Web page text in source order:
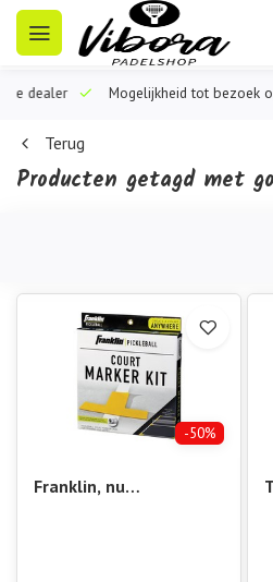
dealer Mogelijkheid tot bezoek
Terug
Producten getagd met
-50%
Franklin, nu